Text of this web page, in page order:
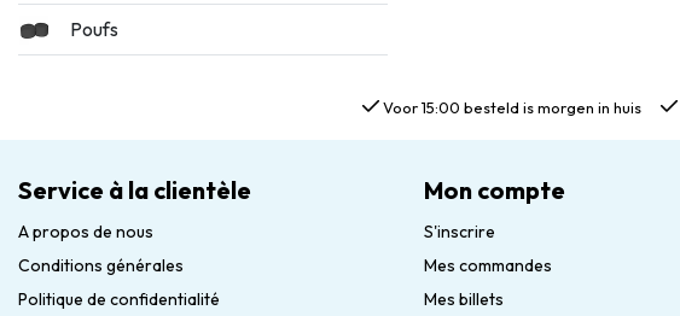
Poufs
Voor 15:00 besteld is morgen in huis
Service à la clientèle
A propos de nous
Conditions générales
Politique de confidentialité
Mon compte
S'inscrire
Mes commandes
Mes billets